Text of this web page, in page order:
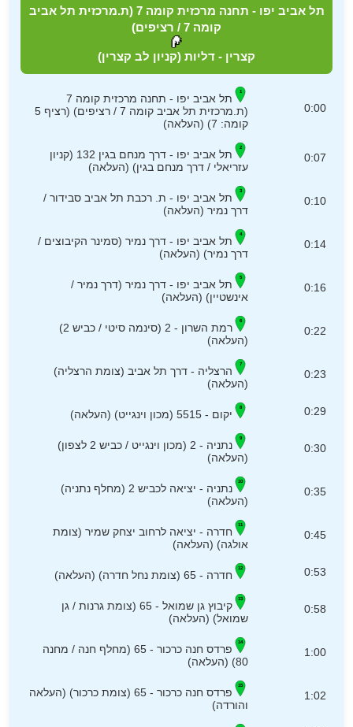
תל אביב יפו - תחנה מרכזית קומה 7 (ת.מרכזית תל אביב
קומה 7 / רציפים)
קצרין - דליות (קניון לב קצרין)
0:00
תל אביב יפו - תחנה מרכזית קומה 7
(ת.מרכזית תל אביב קומה 7 / רציפים) (רציף 5
קומה: 7) (העלאה)
0:07
תל אביב יפו - דרך מנחם בגין 132 (קניון
עזריאלי / דרך מנחם בגין) (העלאה)
0:10
תל אביב יפו - ת. רכבת תל אביב סבידור /
דרך נמיר (העלאה)
0:14
תל אביב יפו - דרך נמיר (סמינר הקיבוצים /
דרך נמיר) (העלאה)
0:16
תל אביב יפו - דרך נמיר (דרך נמיר /
אינשטיין) (העלאה)
0:22
רמת השרון - 2 (סינמה סיטי / כביש 2)
(העלאה)
0:23
הרצליה - דרך תל אביב (צומת הרצליה)
(העלאה)
0:29 יקום - 5515 (מכון וינגייט) (העלאה)
0:30
נתניה - 2 (מכון וינגייט / כביש 2 לצפון)
(העלאה)
0:35
נתניה - יציאה לכביש 2 (מחלף נתניה)
(העלאה)
0:45
חדרה - יציאה לרחוב יצחק שמיר (צומת
אולגה) (העלאה)
0:53 חדרה - 65 (צומת נחל חדרה) (העלאה)
0:58
קיבוץ גן שמואל - 65 (צומת גרנות / גן
שמואל) (העלאה)
1:00
פרדס חנה כרכור - 65 (מחלף חנה / מחנה
80) (העלאה)
1:02
פרדס חנה כרכור - 65 (צומת כרכור) (העלאה
והורדה)